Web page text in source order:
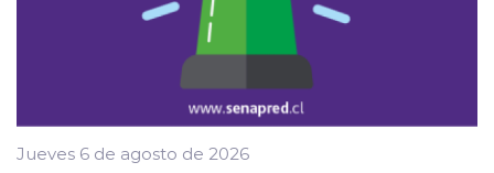
Jueves 6 de agosto de 2026